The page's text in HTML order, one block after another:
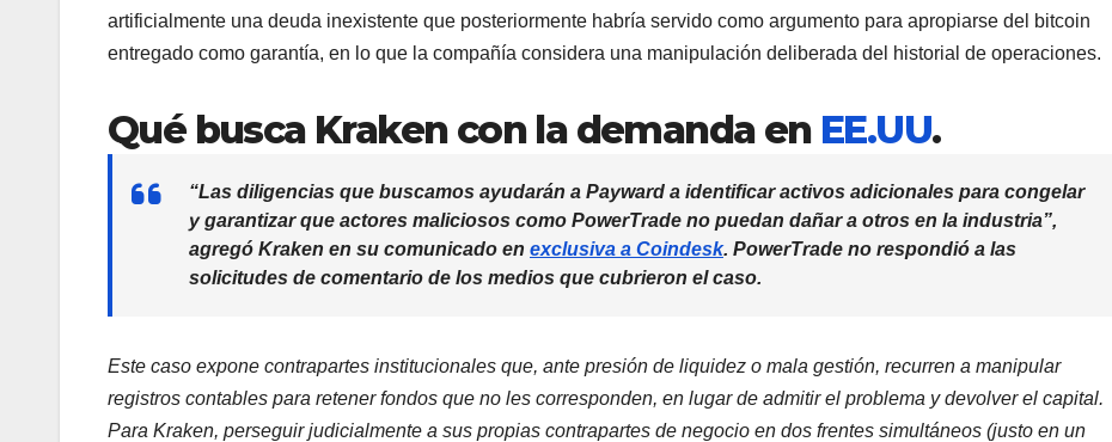
artificialmente una deuda inexistente que posteriormente habría servido como argumento para apropiarse del bitcoin
entregado como garantía, en lo que la compañía considera una manipulación deliberada del historial de operaciones.
Qué busca Kraken con la demanda enEE.UU.
“Las diligencias que buscamos ayudarán a Payward a identificar activos adicionales para congelar
y garantizar que actores maliciosos como PowerTrade no puedan dañar a otros en la industria”,
agregó Kraken en su comunicado en exclusiva a Coindesk. PowerTrade no respondió a las
solicitudes de comentario de los medios que cubrieron el caso.
Este caso expone contrapartes institucionales que, ante presión de liquidez o mala gestión, recurren a manipular
registros contables para retener fondos que no les corresponden, en lugar de admitir el problema y devolver el capital.
Para Kraken, perseguir judicialmente a sus propias contrapartes de negocio en dos frentes simultáneos (justo en un